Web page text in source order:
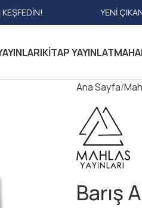
YENI ÇIKAN
KITAP YAYINLATMA
Ana Sayfa
Barış